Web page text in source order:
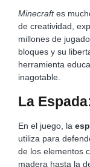
Minecraftes
de creatividad,
millones de
bloques y su
herramienta
inagotable.
La
En el juego, la
utiliza para
de los elementos
madera hasta la